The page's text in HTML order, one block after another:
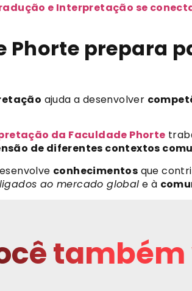
e Interpretação se
Phorte prepara
ajuda a desenvolver
da Faculdade Phorte
de diferentes contextos
conhecimentos que
ao mercado global e à